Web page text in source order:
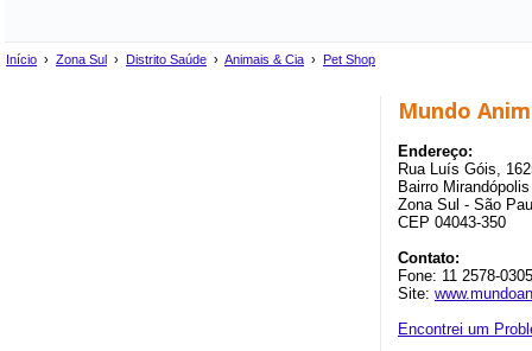
Início › Zona Sul › Distrito Saúde › Animais & Cia › Pet Shop
Mundo
Endereço:
Rua Luís Góis,
Bairro
Zona Sul - São
CEP 04043-350
Contato:
Fone: 11 2578-0305
Site:
Encontrei um